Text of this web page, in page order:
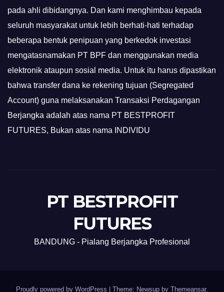
pada ahli dibidangnya. Dan kami menghimbau kepada
seluruh masyarakat untuk lebih berhati-hati terhadap
beberapa bentuk penipuan yang berkedok investasi
mengatasnamakan PT BPF dan menggunakan media
elektronik ataupun sosial media. Untuk itu harus dipastikan
bahwa transfer dana ke rekening tujuan (Segregated
Account) guna melaksanakan Transaksi Perdagangan
Berjangka adalah atas nama PT BESTPROFIT
FUTURES, Bukan atas nama INDIVIDU
PT BESTPROFIT
FUTURES
BANDUNG - Pialang Berjangka Profesional
Proudly powered by WordPress Theme: Newsup by Themeansar.